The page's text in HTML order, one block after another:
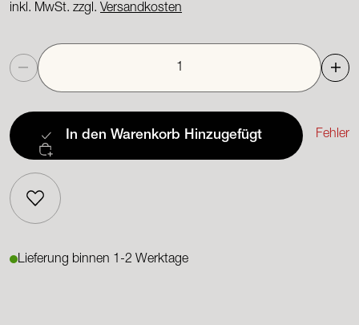
inkl. MwSt. zzgl.Versandkosten
Anzahl
In den Warenkorb Hinzugefügt Fehler
Lieferung binnen 1-2 Werktage